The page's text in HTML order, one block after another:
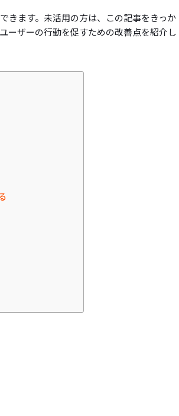
きます。未活用の方は、この記事をきっか
ーザーの行動を促すための改善点を紹介し